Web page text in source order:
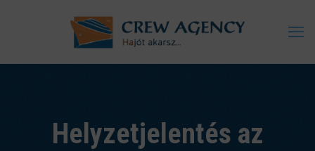
Helyzetjelentés az